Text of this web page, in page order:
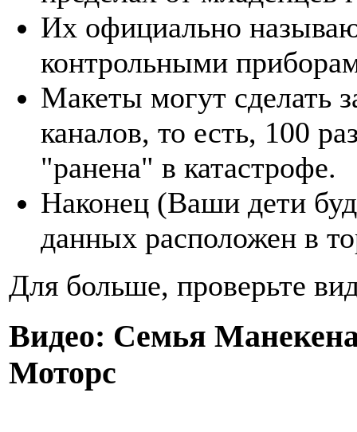
Их официально
контрольными
Макеты могут сделать
каналов, то есть, 100
"ранена" в катастрофе.
Наконец (Ваши дети
данных расположен в
Для больше, проверьте
Видео: Семья
Моторс